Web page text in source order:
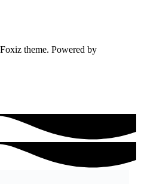
theme. Powered by